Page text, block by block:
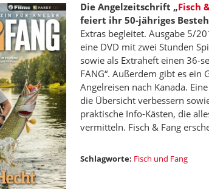
Die Angelzeitschrift „Fisch
feiert ihr 50-jähriges
Extras begleitet. Ausgabe 5/
eine DVD mit zwei Stunden
sowie als Extraheft einen 36-
FANG“. Außerdem gibt es
Angelreisen nach Kanada.
die Übersicht verbessern
praktische Info-Kästen, die
vermitteln. Fisch & Fang
Schlagworte: Fisch und Fang